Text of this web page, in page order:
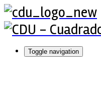
Toggle navigation